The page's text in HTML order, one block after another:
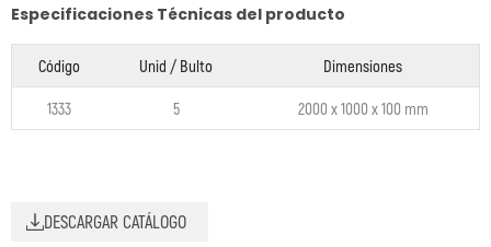
Especificaciones Técnicas del producto
Código Unid / Bulto Dimensiones
1333 5 2000 x 1000 x 100 mm
DESCARGAR CATÁLOGO